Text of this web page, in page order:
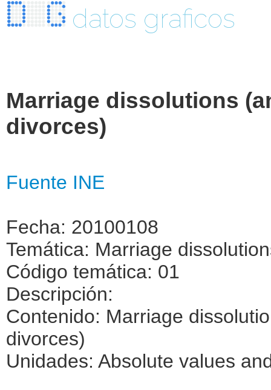
datos graficos
Marriage dissolutions
divorces)
Fuente INE
Fecha: 20100108
Temática: Marriage
Código temática: 01
Descripción:
Contenido: Marriage
divorces)
Unidades: Absolute values